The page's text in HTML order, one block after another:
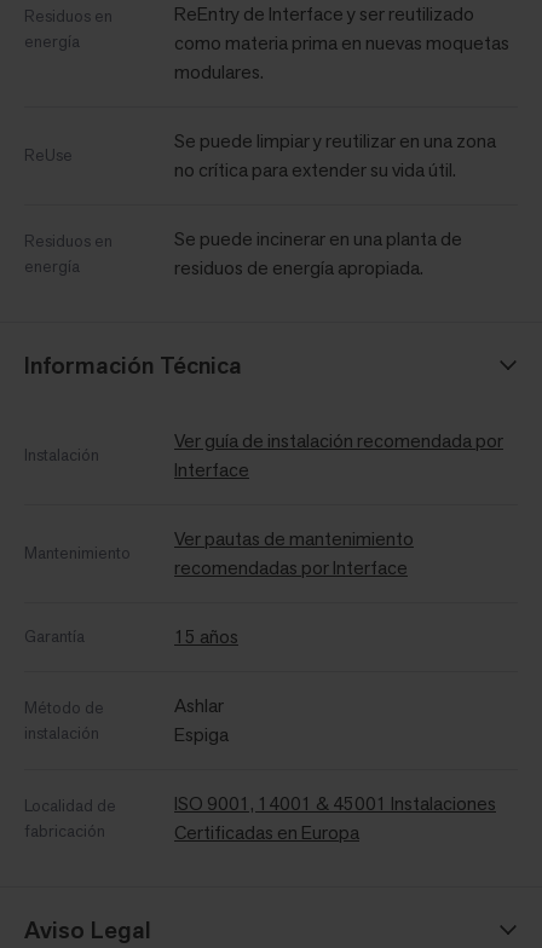
Residuos en
energía
ReEntry de Interface y ser reutilizado
como materia prima en nuevas moquetas
modulares.
ReUse
Se puede limpiar y reutilizar en una zona
no crítica para extender su vida útil.
Residuos en
energía
Se puede incinerar en una planta de
residuos de energía apropiada.
Información Técnica
Instalación
Ver guía de instalación recomendada por
Interface
Mantenimiento
Ver pautas de mantenimiento
recomendadas por Interface
Garantía 15 años
Método de
instalación
Ashlar
Espiga
Localidad de
fabricación
ISO 9001, 14001 & 45001 Instalaciones
Certificadas en Europa
Aviso Legal